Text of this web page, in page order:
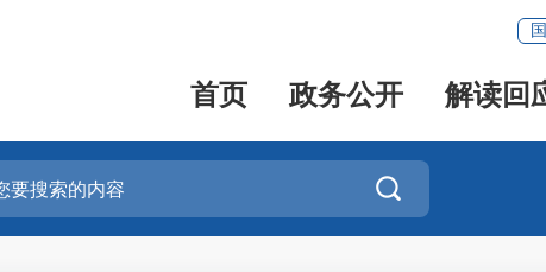
首页 政务公开 解读回
